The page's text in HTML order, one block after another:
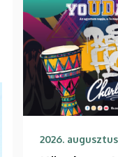
2026.